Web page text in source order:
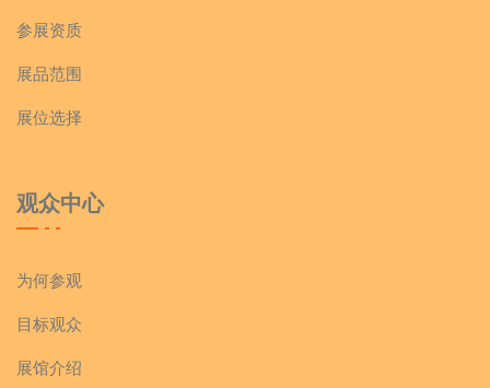
参展资质
展品范围
展位选择
观众中心
为何参观
目标观众
展馆介绍